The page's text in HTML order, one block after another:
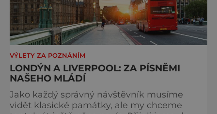
VÝLETY ZA POZNÁNÍM
LONDÝN A LIVERPOOL: ZA PÍSNĚMI
NAŠEHO MLÁDÍ
Jako každý správný návštěvník musíme
vidět klasické památky, ale my chceme